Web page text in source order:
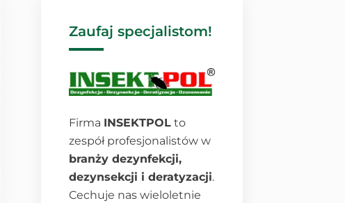
Zaufaj specjalistom!
Firma INSEKTPOL to
zespół profesjonalistów w
branży dezynfekcji,
dezynsekcji i deratyzacji.
Cechuje nas wieloletnie